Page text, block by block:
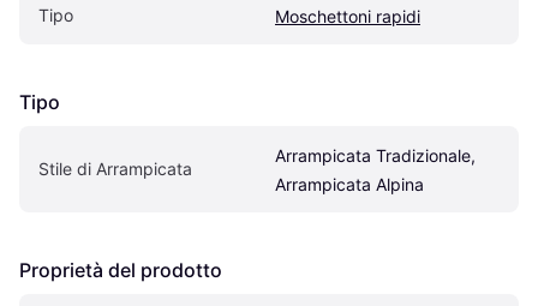
Tipo Moschettoni rapidi
Tipo
Stile di Arrampicata
Arrampicata Tradizionale,
Arrampicata Alpina
Proprietà del prodotto